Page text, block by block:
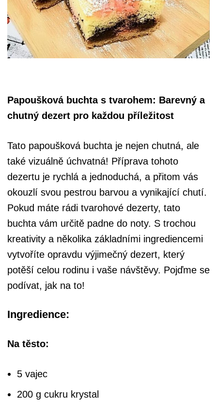
Papoušková buchta s tvarohem: Barevný a
chutný dezert pro každou příležitost
Tato papoušková buchta je nejen chutná, ale
také vizuálně úchvatná! Příprava tohoto
dezertu je rychlá a jednoduchá, a přitom vás
okouzlí svou pestrou barvou a vynikající chutí.
Pokud máte rádi tvarohové dezerty, tato
buchta vám určitě padne do noty. S trochou
kreativity a několika základními ingrediencemi
vytvoříte opravdu výjimečný dezert, který
potěší celou rodinu i vaše návštěvy. Pojďme se
podívat, jak na to!
Ingredience:
Na těsto:
5 vajec
200 g cukru krystal